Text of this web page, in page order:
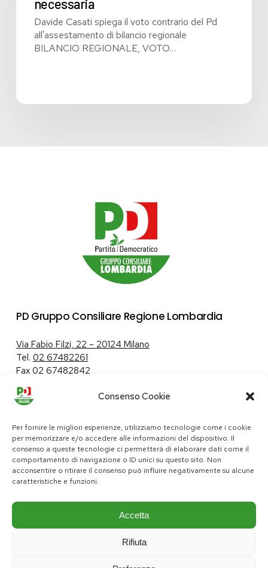
Consenso Cookie
Per fornire le migliori esperienze, utilizziamo tecnologie come i cookie
per memorizzare e/o accedere alle informazioni del dispositivo. Il
consenso a queste tecnologie ci permetterà di elaborare dati come il
comportamento di navigazione o ID unici su questo sito. Non
acconsentire o ritirare il consenso può influire negativamente su alcune
caratteristiche e funzioni.
Accetta
Rifiuta
necessaria
Davide Casati spiega il voto contrario del Pd
all'assestamento di bilancio regionale
BILANCIO REGIONALE, VOTO…
PD Gruppo Consiliare Regione Lombardia
Via Fabio Filzi, 22 – 20124 Milano
Tel. 02 67482261
Fax 02 67482842
Tutela dei dati personali|Politica sui cookie
pd@consiglio.regione.lombardia.it
ufficiostampa.pd@consiglio.regione.lombardia.it
Pagine Facebook Gruppo Consiliare PD LombardiaPagina Messenger Gruppo Consiliare PD LombardiaPagina Instagram Gruppo PD LombardiaPagina Youtube Gruppo PD Lombardia